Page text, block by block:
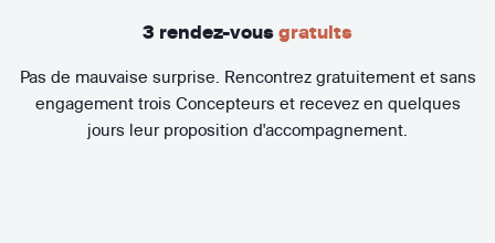
3 rendez-vous gratuits
Pas de mauvaise surprise. Rencontrez gratuitement et sans
engagement trois Concepteurs et recevez en quelques
jours leur proposition d'accompagnement.